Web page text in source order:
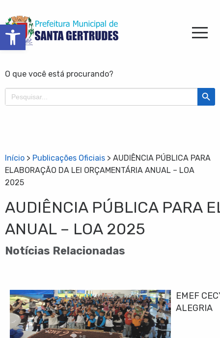
Barra de Ferramentas Aberta
O que você está procurando?
Search
for:
Search
Início > Publicações Oficiais > AUDIÊNCIA PÚBLICA PARA
ELABORAÇÃO DA LEI ORÇAMENTÁRIA ANUAL – LOA
2025
AUDIÊNCIA PÚBLICA PARA
ANUAL – LOA 2025
Notícias Relacionadas
EMEF
ALEGRIA